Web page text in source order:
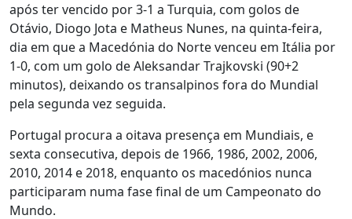
após ter vencido por 3-1 a Turquia, com golos de
Otávio, Diogo Jota e Matheus Nunes, na quinta-feira,
dia em que a Macedónia do Norte venceu em Itália por
1-0, com um golo de Aleksandar Trajkovski (90+2
minutos), deixando os transalpinos fora do Mundial
pela segunda vez seguida.
Portugal procura a oitava presença em Mundiais, e
sexta consecutiva, depois de 1966, 1986, 2002, 2006,
2010, 2014 e 2018, enquanto os macedónios nunca
participaram numa fase final de um Campeonato do
Mundo.